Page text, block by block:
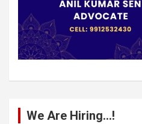
We Are Hiring…!